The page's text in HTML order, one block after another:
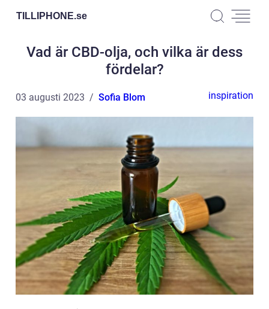
TILLIPHONE.se
Vad är CBD-olja, och vilka är dess
fördelar?
03 augusti 2023 Sofia Blom inspiration